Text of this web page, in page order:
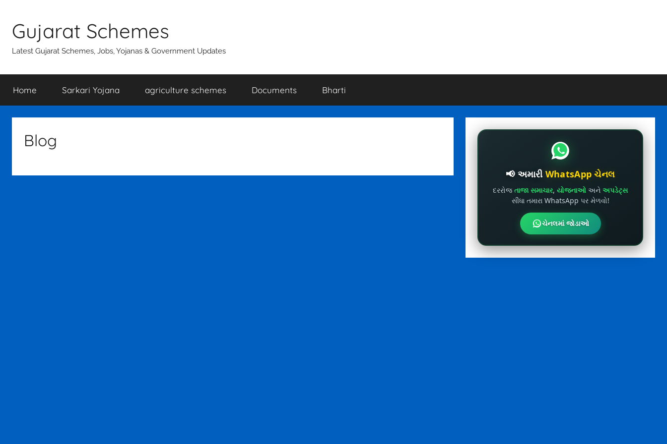
content
Gujarat Schemes
Latest Gujarat Schemes, Jobs, Yojanas & Government Updates
Home Sarkari Yojana agriculture schemes Documents Bharti
Blog
📢 અમારી WhatsApp ચેનલ
દરરોજતાજા સમાચાર,યોજનાઓ અનેઅપડેટ્સ
સીધા તમારા WhatsApp પર મેળવો!
ચેનલમાં જોડાઓ